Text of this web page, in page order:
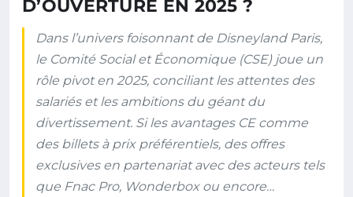
D’OUVERTURE EN 2025 ?
Dans l’univers foisonnant de Disneyland Paris,
le Comité Social et Économique (CSE) joue un
rôle pivot en 2025, conciliant les attentes des
salariés et les ambitions du géant du
divertissement. Si les avantages CE comme
des billets à prix préférentiels, des offres
exclusives en partenariat avec des acteurs tels
que Fnac Pro, Wonderbox ou encore…